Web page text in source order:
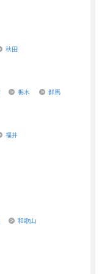
秋田
栃木 群馬
福井
和歌山